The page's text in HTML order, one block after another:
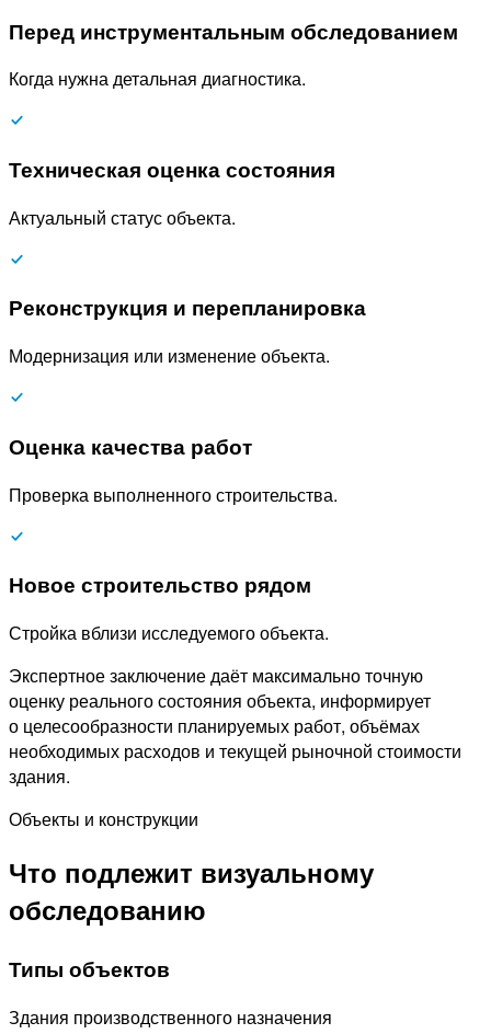
Перед инструментальным обследованием
Когда нужна детальная диагностика.
Техническая оценка состояния
Актуальный статус объекта.
Реконструкция и перепланировка
Модернизация или изменение объекта.
Оценка качества работ
Проверка выполненного строительства.
Новое строительство рядом
Стройка вблизи исследуемого объекта.
Экспертное заключение даёт максимально точную
оценку реального состояния объекта, информирует
о целесообразности планируемых работ, объёмах
необходимых расходов и текущей рыночной стоимости
здания.
Объекты и конструкции
Что подлежит визуальному
обследованию
Типы объектов
Здания производственного назначения